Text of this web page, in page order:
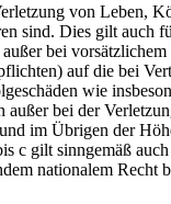
von Leben,
sind. Dies gilt auch
bei
auf die bei
wie
bei der
im Übrigen der
c gilt sinngemäß
nationalem Recht